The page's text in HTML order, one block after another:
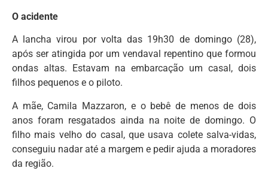
O acidente
A lancha virou por volta das 19h30 de domingo (28),
após ser atingida por um vendaval repentino que formou
ondas altas. Estavam na embarcação um casal, dois
filhos pequenos e o piloto.
A mãe, Camila Mazzaron, e o bebê de menos de dois
anos foram resgatados ainda na noite de domingo. O
filho mais velho do casal, que usava colete salva-vidas,
conseguiu nadar até a margem e pedir ajuda a moradores
da região.